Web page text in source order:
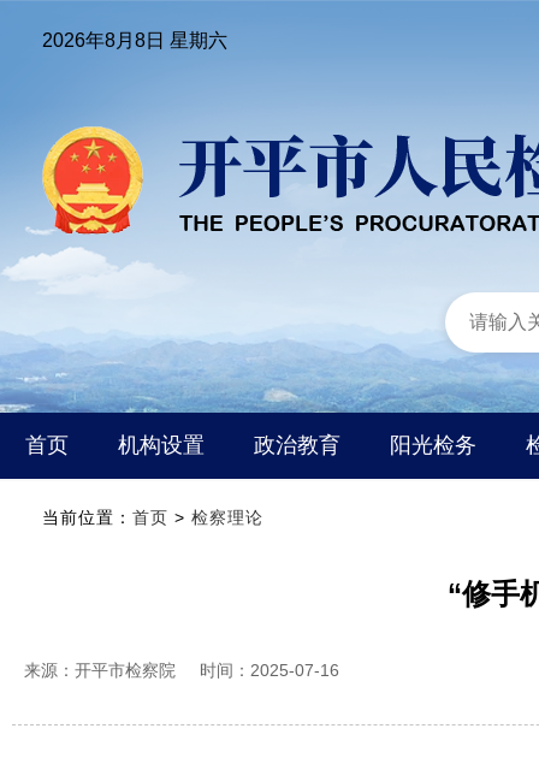
2026年8月8日 星期六
首页 机构设置 政治教育 阳光检务
当前位置： 首页 > 检察理论
“修手
来源：开平市检察院 时间：2025-07-16